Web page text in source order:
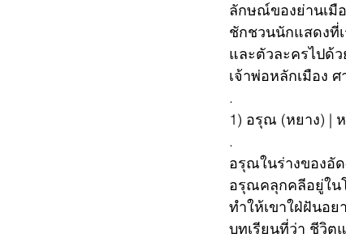
ลักษณ์ของย่านเมือ
ชักชวนนักแสดงที่
และตัวละครไปด้
เจ้าพ่อหลักเมือง
.
1) อรุณ (หยาง) |
.
อรุณในร่างของอั
อรุณคลุกคลีอยู่ใน
ทำให้เขาใฝ่ฝันอย
บทเรียนที่ว่า ชีวิต